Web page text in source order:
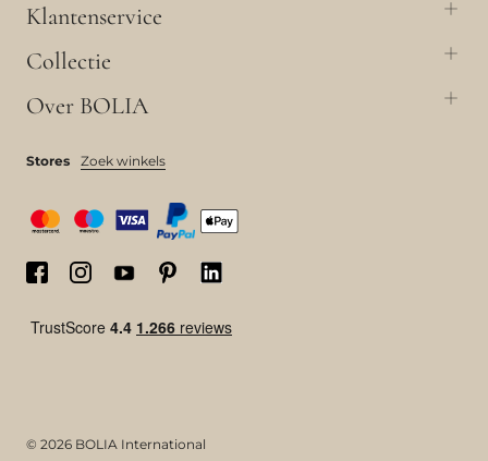
Klantenservice
Collectie
Over BOLIA
© 2026 BOLIA International
Stores Zoek winkels